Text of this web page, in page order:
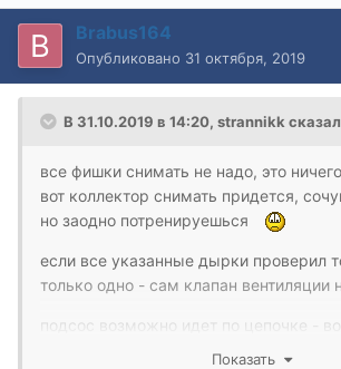
Brabus164
Опубликовано 31 октября, 2019
В 31.10.2019 в 14:20, strannikk
все фишки снимать не надо, это
вот коллектор снимать придется,
но заодно потренируешься
если все указанные дырки проверил
только одно - сам клапан вентиляции
подсос возможно идет по цепочке -
клапанная крышка, картер,
Показать